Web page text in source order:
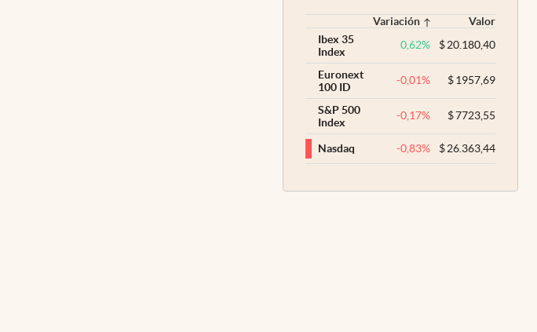
Variación
Valor
Ibex 35
Index
0,62% $20.180,40
Euronext
100 ID
-0,01% $1957,69
S&P 500
Index
-0,17% $7723,55
Nasdaq -0,83% $26.363,44